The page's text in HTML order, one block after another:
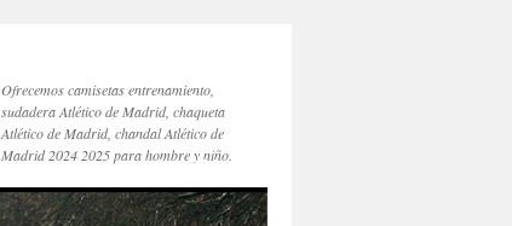
Ofrecemos camisetas entrenamiento,
sudadera Atlético de Madrid, chaqueta
Atlético de Madrid, chandal Atlético de
Madrid 2024 2025 para hombre y niño.